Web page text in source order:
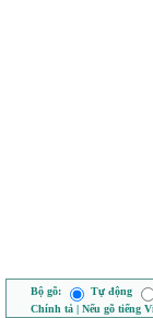
Bộ gõ: Tự động
Chính tả | Nếu gõ tiếng